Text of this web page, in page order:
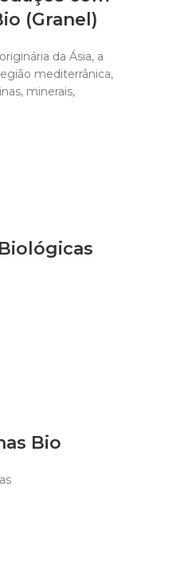
(Granel)
da Ásia, a
mediterrânica,
minerais,
Bio